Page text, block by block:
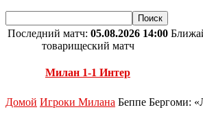
Последний матч: 05.08.2026 14:00
товарищеский матч
Милан 1-1 Интер
Домой Игроки Милана Беппе Бергоми: